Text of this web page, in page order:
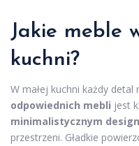
Jakie meble
kuchni?
W małej kuchni każdy
odpowiednich mebli jest
minimalistycznym
przestrzeni. Gładkie